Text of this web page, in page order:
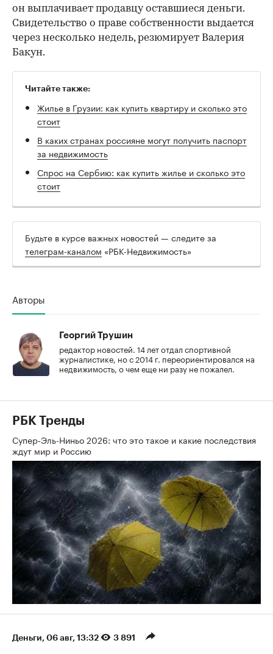
он выплачивает продавцу оставшиеся деньги.
Свидетельство о праве собственности выдается
через несколько недель, резюмирует Валерия
Бакун.
Читайте также:
Жилье в Грузии: как купить квартиру и сколько это
стоит
В каких странах россияне могут получить паспорт
за недвижимость
Спрос на Сербию: как купить жилье и сколько это
стоит
Будьте в курсе важных новостей — следите за
телеграм-каналом «РБК-Недвижимость»
Авторы
Георгий Трушин
редактор новостей. 14 лет отдал спортивной
журналистике, но с 2014 г. переориентировался на
недвижимость, о чем еще ни разу не пожалел.
РБК Тренды
Супер-Эль-Ниньо 2026: что это такое и какие последствия
ждут мир и Россию
Деньги⁠, 06 авг, 13:32 3 891